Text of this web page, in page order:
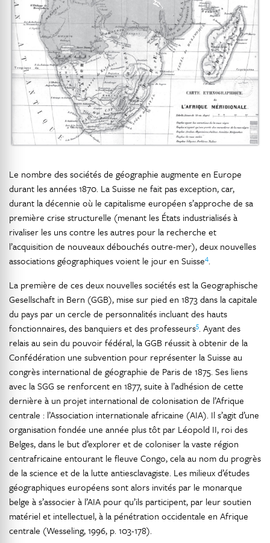
Le nombre des sociétés de géographie augmente en Europe
durant les années 1870. La Suisse ne fait pas exception, car,
durant la décennie où le capitalisme européen s’approche de sa
première crise structurelle (menant les États industrialisés à
rivaliser les uns contre les autres pour la recherche et
l’acquisition de nouveaux débouchés outre-mer), deux nouvelles
associations géographiques voient le jour en Suisse4.
La première de ces deux nouvelles sociétés est la Geographische
Gesellschaft in Bern (GGB), mise sur pied en 1873 dans la capitale
du pays par un cercle de personnalités incluant des hauts
fonctionnaires, des banquiers et des professeurs5. Ayant des
relais au sein du pouvoir fédéral, la GGB réussit à obtenir de la
Confédération une subvention pour représenter la Suisse au
congrès international de géographie de Paris de 1875. Ses liens
avec la SGG se renforcent en 1877, suite à l’adhésion de cette
dernière à un projet international de colonisation de l’Afrique
centrale : l’Association internationale africaine (AIA). Il s’agit d’une
organisation fondée une année plus tôt par Léopold II, roi des
Belges, dans le but d’explorer et de coloniser la vaste région
centrafricaine entourant le fleuve Congo, cela au nom du progrès
de la science et de la lutte antiesclavagiste. Les milieux d’études
géographiques européens sont alors invités par le monarque
belge à s’associer à l’AIA pour qu’ils participent, par leur soutien
matériel et intellectuel, à la pénétration occidentale en Afrique
centrale (Wesseling, 1996, p. 103-178).